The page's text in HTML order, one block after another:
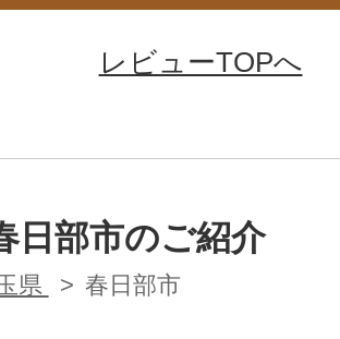
レビューTOPへ
日部市のご紹介
県 春日部市